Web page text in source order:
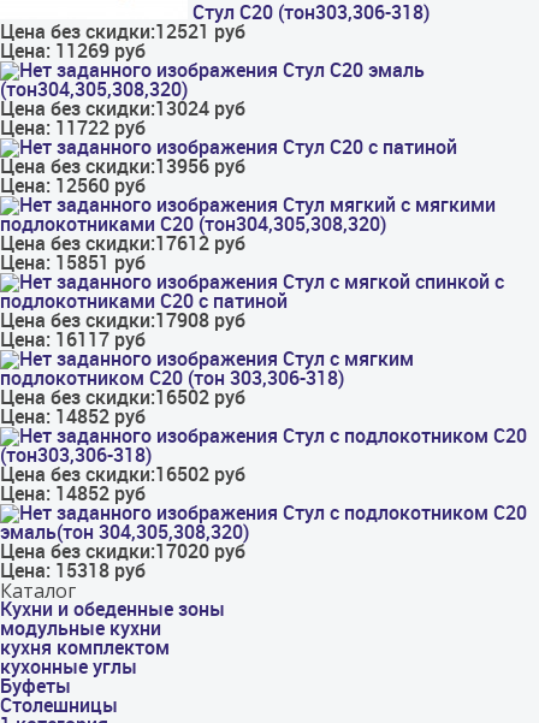
Стул С20 (тон303,306-318)
Цена без скидки:12521 руб
Цена: 11269 руб
Стул С20 эмаль
(тон304,305,308,320)
Цена без скидки:13024 руб
Цена: 11722 руб
Стул С20 с патиной
Цена без скидки:13956 руб
Цена: 12560 руб
Стул мягкий с мягкими
подлокотниками С20 (тон304,305,308,320)
Цена без скидки:17612 руб
Цена: 15851 руб
Стул с мягкой спинкой с
подлокотниками С20 с патиной
Цена без скидки:17908 руб
Цена: 16117 руб
Стул с мягким
подлокотником С20 (тон 303,306-318)
Цена без скидки:16502 руб
Цена: 14852 руб
Стул с подлокотником С20
(тон303,306-318)
Цена без скидки:16502 руб
Цена: 14852 руб
Стул с подлокотником С20
эмаль(тон 304,305,308,320)
Цена без скидки:17020 руб
Цена: 15318 руб
Каталог
Кухни и обеденные зоны
модульные кухни
кухня комплектом
кухонные углы
Буфеты
Столешницы